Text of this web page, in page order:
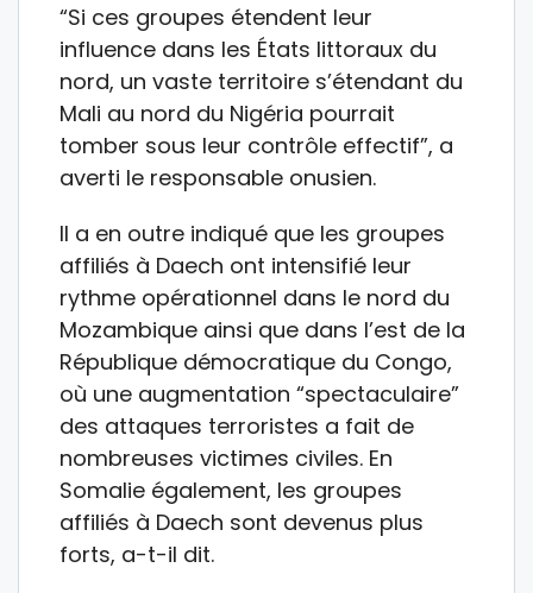
“Si ces groupes étendent leur
influence dans les États littoraux du
nord, un vaste territoire s’étendant du
Mali au nord du Nigéria pourrait
tomber sous leur contrôle effectif”, a
averti le responsable onusien.
Il a en outre indiqué que les groupes
affiliés à Daech ont intensifié leur
rythme opérationnel dans le nord du
Mozambique ainsi que dans l’est de la
République démocratique du Congo,
où une augmentation “spectaculaire”
des attaques terroristes a fait de
nombreuses victimes civiles. En
Somalie également, les groupes
affiliés à Daech sont devenus plus
forts, a-t-il dit.